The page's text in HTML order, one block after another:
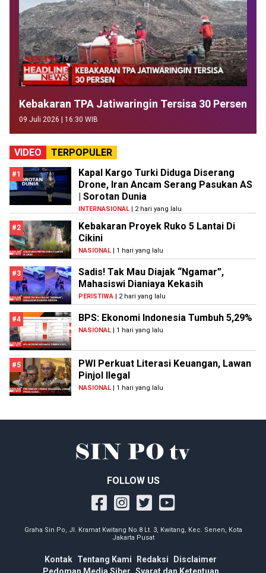
Kebakaran TPA Jatiwaringin Tersisa 30 Persen
09 Juli 2026 | 16:30 WIB
VIDEO TERPOPULER
#1
Kapal Kargo Turki Diduga Diserang
Drone, Iran Ancam Serang Pasukan AS
| Sorotan Dunia
INTERNASIONAL | 2 hari yang lalu
#2
Kebakaran Proyek Ruko 5 Lantai Di
Cikini
NASIONAL | 1 hari yang lalu
#3
Sadis! Tak Mau Diajak “Ngamar”,
Mahasiswi Dianiaya Kekasih
PERISTIWA | 2 hari yang lalu
#4 BPS: Ekonomi Indonesia Tumbuh 5,29%
NASIONAL | 1 hari yang lalu
#5
PWI Perkuat Literasi Keuangan, Lawan
Pinjol Ilegal
NASIONAL | 1 hari yang lalu
FOLLOW US
Graha Sin Po, Jl. Kramat Kwitang No.8 Lt. 3, Kwitang, Kec. Senen, Kota
Jakarta Pusat
Kontak Tentang Kami Redaksi
Disclaimer